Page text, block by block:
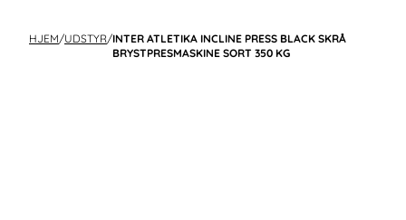
HJEM/UDSTYR/INTER ATLETIKA INCLINE PRESS BLACK SKRÅ
BRYSTPRESMASKINE SORT 350 KG